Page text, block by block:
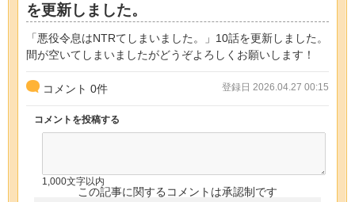
を更新しました。
「悪役令息はNTRてしまいました。」10話を更新しました。
間が空いてしまいましたがどうぞよろしくお願いします！
コメント 0件 登録日 2026.04.27 00:15
コメントを投稿する
1,000文字以内
この記事に関するコメントは承認制です